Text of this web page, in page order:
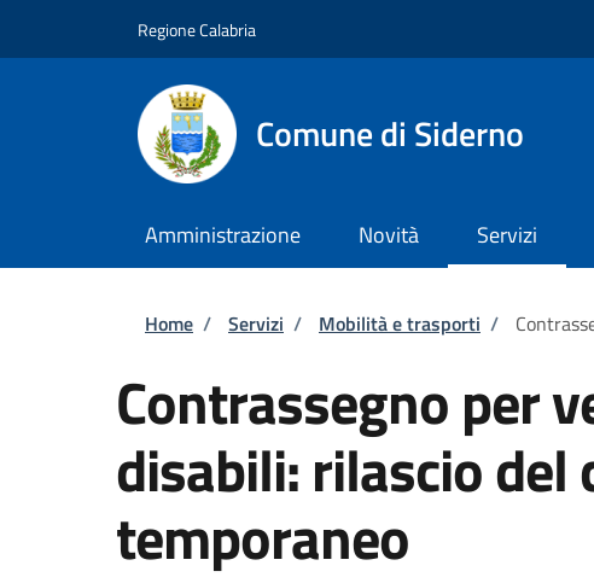
Regione Calabria
Comune di Siderno
Amministrazione Novità Servizi
Briciole di pane
Home / Servizi / Mobilità e trasporti /
Contrassegno per
disabili: rilascio del
temporaneo